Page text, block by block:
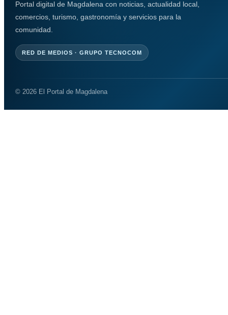
Portal digital de Magdalena con noticias, actualidad local,
comercios, turismo, gastronomía y servicios para la
comunidad.
RED DE MEDIOS · GRUPO TECNOCOM
© 2026 El Portal de Magdalena